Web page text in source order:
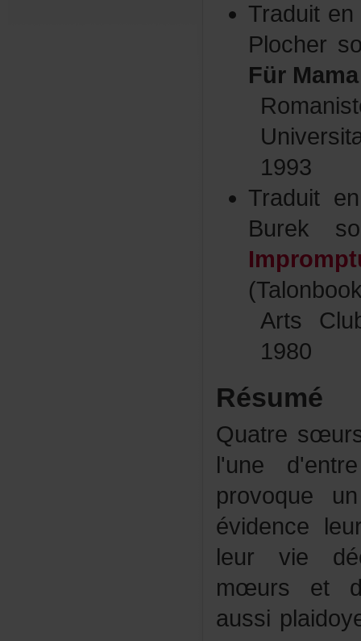
FürMama
1993
1980
Résumé